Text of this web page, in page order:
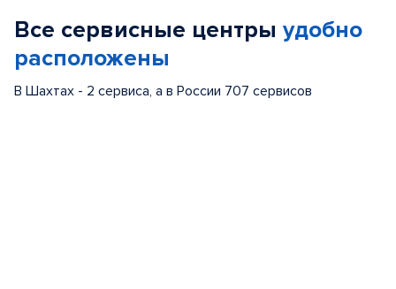
Все сервисные центры удобно
расположены
В Шахтах - 2 сервиса, а в России 707 сервисов